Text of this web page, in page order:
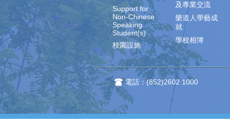
Support for
Non-Chinese
Speaking
Student(s)
校園設施
及專業交流
樂道人學藝成
就
學校相簿
電話：(852)2602 1000